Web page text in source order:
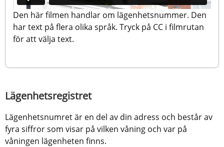
Den här filmen handlar om lägenhetsnummer. Den
har text på flera olika språk. Tryck på CC i filmrutan
för att välja text.
Lägenhetsregistret
Lägenhetsnumret är en del av din adress och består av
fyra siffror som visar på vilken våning och var på
våningen lägenheten finns.